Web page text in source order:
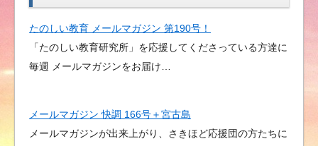
たのしい教育 メールマガジン 第190号！
「たのしい教育研究所」を応援してくださっている方達に
毎週 メールマガジンをお届け…
メールマガジン 快調 166号＋宮古島
メールマガジンが出来上がり、さきほど応援団の方たちに